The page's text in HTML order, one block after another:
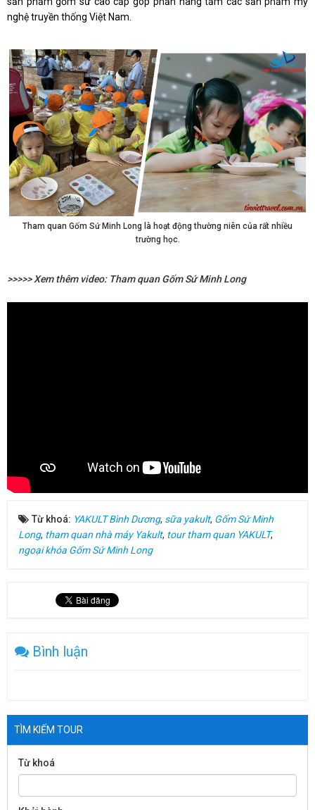
nghệ truyền thống Việt Nam.
Tham quan Gốm Sứ Minh Long là hoạt động thường niên của rất nhiều
trường học.
>>>>> Xem thêm video: Tham quan Gốm Sứ Minh Long
Từ khoá: YAKULT Bình Dương, sữa yakult, Gốm Sứ Minh
Long, tham quan nhà máy Yakult, tour tham quan YAKULT,
ngoại khóa Gốm Sứ Minh Long
Bình luận
TÌM KIẾM TOUR
Từ khoá